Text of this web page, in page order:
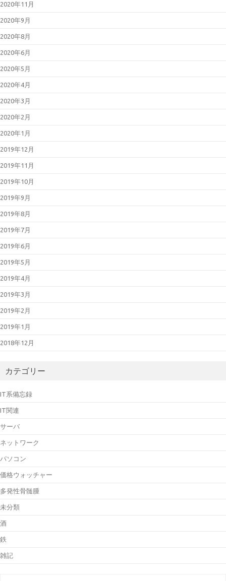
2020年11月
2020年9月
2020年8月
2020年6月
2020年5月
2020年4月
2020年3月
2020年2月
2020年1月
2019年12月
2019年11月
2019年10月
2019年9月
2019年8月
2019年7月
2019年6月
2019年5月
2019年4月
2019年3月
2019年2月
2019年1月
2018年12月
カテゴリー
IT系備忘録
IT関連
サーバ
ネットワーク
パソコン
価格ウォッチャー
多発性骨髄腫
未分類
酒
鉄
雑記